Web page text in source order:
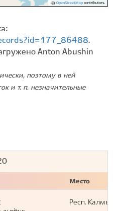
© OpenStreetMapcontributors.
.
Anton Abushin
поэтому в ней
и т. п. незначительные
Место
Респ.